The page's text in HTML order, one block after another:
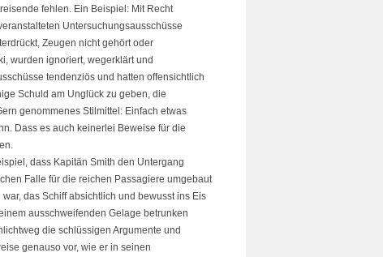
fehlen. Ein Beispiel: Mit Recht
Untersuchungsausschüsse
Zeugen nicht gehört oder
wurden ignoriert, wegerklärt und
tendenziös und hatten offensichtlich
Schuld am Unglück zu geben, die
genommenes Stilmittel: Einfach etwas
Dass es auch keinerlei Beweise für die
dass Kapitän Smith den Untergang
Falle für die reichen Passagiere umgebaut
das Schiff absichtlich und bewusst ins Eis
ausschweifenden Gelage betrunken
die schlüssigen Argumente und
genauso vor, wie er in seinen